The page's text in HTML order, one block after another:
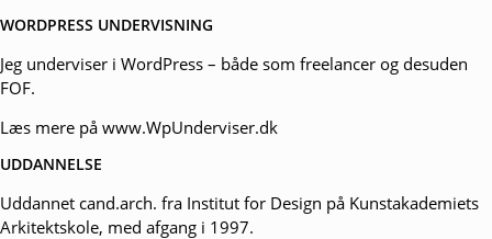
WORDPRESS UNDERVISNING
Jeg underviser i WordPress – både som freelancer og desuden
FOF.
Læs mere på www.WpUnderviser.dk
UDDANNELSE
Uddannet cand.arch. fra Institut for Design på Kunstakademiets
Arkitektskole, med afgang i 1997.